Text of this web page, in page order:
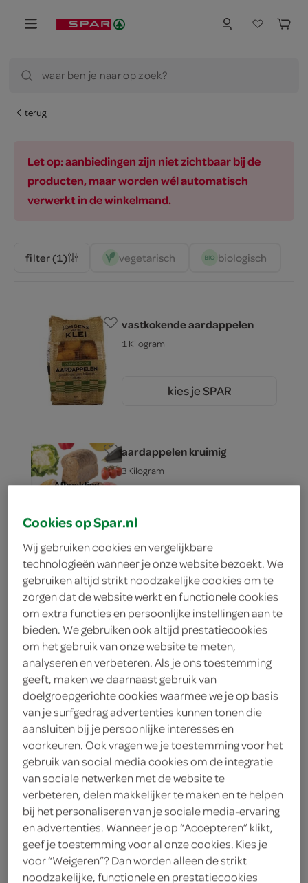
waar ben je naar op zoek?
terug
Let op: aanbiedingen zijn niet zichtbaar bij de
producten, maar worden wél automatisch
verwerkt in de winkelmand.
vegetarisch biologisch
filter (1)
vastkokende aardappelen
1 Kilogram
kies je SPAR
aardappelen kruimig
3 Kilogram
4.
99
kruimige aardappelen
5 Kilogram
6.99 kies je SPAR
kruimige aardappelen
1 Kilogram
1.99 kies je SPAR
zoete aardappel
700 gram
Cookies op Spar.nl
Wij gebruiken cookies en vergelijkbare
technologieën wanneer je onze website bezoekt. We
gebruiken altijd strikt noodzakelijke cookies om te
zorgen dat de website werkt en functionele cookies
om extra functies en persoonlijke instellingen aan te
bieden. We gebruiken ook altijd prestatiecookies
om het gebruik van onze website te meten,
analyseren en verbeteren. Als je ons toestemming
geeft, maken we daarnaast gebruik van
doelgroepgerichte cookies waarmee we je op basis
van je surfgedrag advertenties kunnen tonen die
aansluiten bij je persoonlijke interesses en
voorkeuren. Ook vragen we je toestemming voor het
gebruik van social media cookies om de integratie
van sociale netwerken met de website te
verbeteren, delen makkelijker te maken en te helpen
bij het personaliseren van je sociale media-ervaring
en advertenties. Wanneer je op “Accepteren” klikt,
geef je toestemming voor al onze cookies. Kies je
voor “Weigeren”? Dan worden alleen de strikt
noodzakelijke, functionele en prestatiecookies